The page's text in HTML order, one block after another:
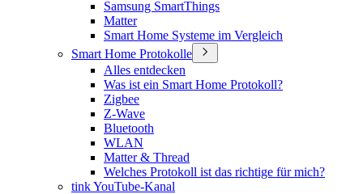
Samsung SmartThings
Matter
Smart Home Systeme im Vergleich
Smart Home Protokolle
Alles entdecken
Was ist ein Smart Home Protokoll?
Zigbee
Z-Wave
Bluetooth
WLAN
Matter & Thread
Welches Protokoll ist das richtige für mich?
tink YouTube-Kanal